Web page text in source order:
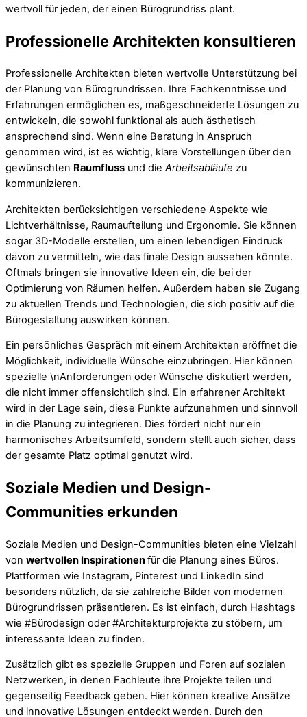
wertvoll für jeden, der einen Bürogrundriss plant.
Professionelle Architekten konsultieren
Professionelle Architekten bieten wertvolle Unterstützung bei
der Planung von Bürogrundrissen. Ihre Fachkenntnisse und
Erfahrungen ermöglichen es, maßgeschneiderte Lösungen zu
entwickeln, die sowohl funktional als auch ästhetisch
ansprechend sind. Wenn eine Beratung in Anspruch
genommen wird, ist es wichtig, klare Vorstellungen über den
gewünschten Raumfluss und die Arbeitsabläufe zu
kommunizieren.
Architekten berücksichtigen verschiedene Aspekte wie
Lichtverhältnisse, Raumaufteilung und Ergonomie. Sie können
sogar 3D-Modelle erstellen, um einen lebendigen Eindruck
davon zu vermitteln, wie das finale Design aussehen könnte.
Oftmals bringen sie innovative Ideen ein, die bei der
Optimierung von Räumen helfen. Außerdem haben sie Zugang
zu aktuellen Trends und Technologien, die sich positiv auf die
Bürogestaltung auswirken können.
Ein persönliches Gespräch mit einem Architekten eröffnet die
Möglichkeit, individuelle Wünsche einzubringen. Hier können
spezielle \nAnforderungen oder Wünsche diskutiert werden,
die nicht immer offensichtlich sind. Ein erfahrener Architekt
wird in der Lage sein, diese Punkte aufzunehmen und sinnvoll
in die Planung zu integrieren. Dies fördert nicht nur ein
harmonisches Arbeitsumfeld, sondern stellt auch sicher, dass
der gesamte Platz optimal genutzt wird.
Soziale Medien und Design-
Communities erkunden
Soziale Medien und Design-Communities bieten eine Vielzahl
von wertvollen Inspirationenfür die Planung eines Büros.
Plattformen wie Instagram, Pinterest und LinkedIn sind
besonders nützlich, da sie zahlreiche Bilder von modernen
Bürogrundrissen präsentieren. Es ist einfach, durch Hashtags
wie #Bürodesign oder #Architekturprojekte zu stöbern, um
interessante Ideen zu finden.
Zusätzlich gibt es spezielle Gruppen und Foren auf sozialen
Netzwerken, in denen Fachleute ihre Projekte teilen und
gegenseitig Feedback geben. Hier können kreative Ansätze
und innovative Lösungen entdeckt werden. Durch den